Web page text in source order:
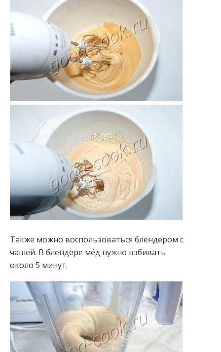
Также можно воспользоваться блендером с
чашей. В блендере мёд нужно взбивать
около 5 минут.